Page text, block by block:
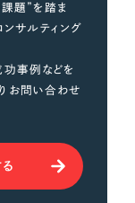
題”を踏ま
サルティング
功事例などを
お問い合わせ